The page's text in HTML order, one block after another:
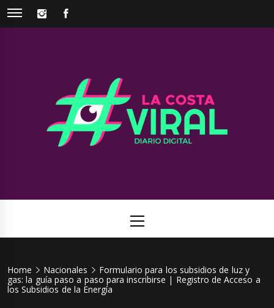
Skip
INSTAGRAM
Viral
Menu
Home Nacionales
Formulario para los subsidios de luz y
gas: la guía paso a paso para inscribirse | Registro de Acceso a
los Subsidios de la Energía